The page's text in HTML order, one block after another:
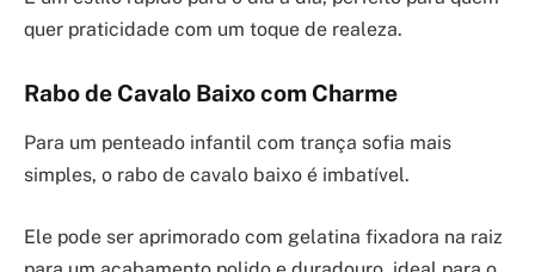
quer praticidade com um toque de realeza.
Rabo de Cavalo Baixo com Charme
Para um penteado infantil com trança sofia mais
simples, o rabo de cavalo baixo é imbatível.
Ele pode ser aprimorado com gelatina fixadora na raiz